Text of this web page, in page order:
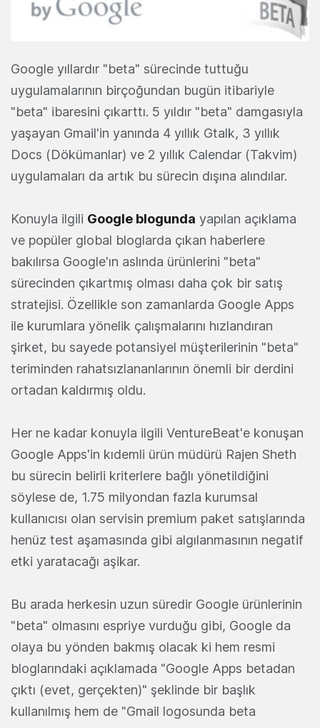
Google yıllardır "beta" sürecinde tuttuğu
uygulamalarının birçoğundan bugün itibariyle
"beta" ibaresini çıkarttı. 5 yıldır "beta" damgasıyla
yaşayan Gmail'in yanında 4 yıllık Gtalk, 3 yıllık
Docs (Dökümanlar) ve 2 yıllık Calendar (Takvim)
uygulamaları da artık bu sürecin dışına alındılar.
Konuyla ilgili Google blogunda yapılan açıklama
ve popüler global bloglarda çıkan haberlere
bakılırsa Google'ın aslında ürünlerini "beta"
sürecinden çıkartmış olması daha çok bir satış
stratejisi. Özellikle son zamanlarda Google Apps
ile kurumlara yönelik çalışmalarını hızlandıran
şirket, bu sayede potansiyel müşterilerinin "beta"
teriminden rahatsızlananlarının önemli bir derdini
ortadan kaldırmış oldu.
Her ne kadar konuyla ilgili VentureBeat'e konuşan
Google Apps'in kıdemli ürün müdürü Rajen Sheth
bu sürecin belirli kriterlere bağlı yönetildiğini
söylese de, 1.75 milyondan fazla kurumsal
kullanıcısı olan servisin premium paket satışlarında
henüz test aşamasında gibi algılanmasının negatif
etki yaratacağı aşikar.
Bu arada herkesin uzun süredir Google ürünlerinin
"beta" olmasını espriye vurduğu gibi, Google da
olaya bu yönden bakmış olacak ki hem resmi
bloglarındaki açıklamada "Google Apps betadan
çıktı (evet, gerçekten)" şeklinde bir başlık
kullanılmış hem de "Gmail logosunda beta